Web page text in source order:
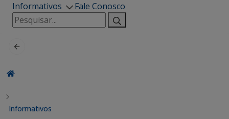
Informativos
Fale Conosco
Pesquisar
por:
Informativos